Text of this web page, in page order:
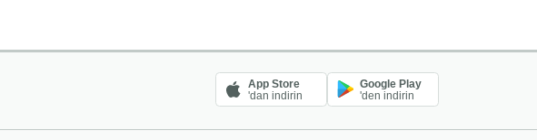
App Store
'dan indirin
Google Play
'den indirin